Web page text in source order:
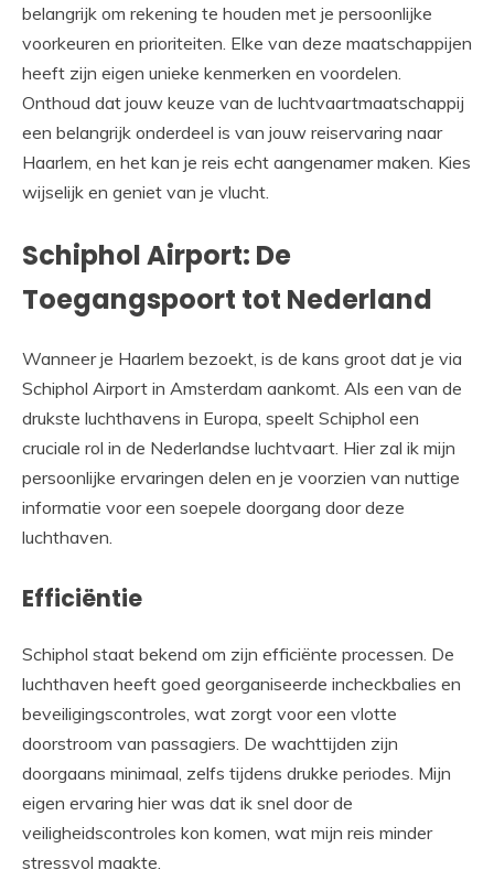
belangrijk om rekening te houden met je persoonlijke
voorkeuren en prioriteiten. Elke van deze maatschappijen
heeft zijn eigen unieke kenmerken en voordelen.
Onthoud dat jouw keuze van de luchtvaartmaatschappij
een belangrijk onderdeel is van jouw reiservaring naar
Haarlem, en het kan je reis echt aangenamer maken. Kies
wijselijk en geniet van je vlucht.
Schiphol Airport: De
Toegangspoort tot Nederland
Wanneer je Haarlem bezoekt, is de kans groot dat je via
Schiphol Airport in Amsterdam aankomt. Als een van de
drukste luchthavens in Europa, speelt Schiphol een
cruciale rol in de Nederlandse luchtvaart. Hier zal ik mijn
persoonlijke ervaringen delen en je voorzien van nuttige
informatie voor een soepele doorgang door deze
luchthaven.
Efficiëntie
Schiphol staat bekend om zijn efficiënte processen. De
luchthaven heeft goed georganiseerde incheckbalies en
beveiligingscontroles, wat zorgt voor een vlotte
doorstroom van passagiers. De wachttijden zijn
doorgaans minimaal, zelfs tijdens drukke periodes. Mijn
eigen ervaring hier was dat ik snel door de
veiligheidscontroles kon komen, wat mijn reis minder
stressvol maakte.